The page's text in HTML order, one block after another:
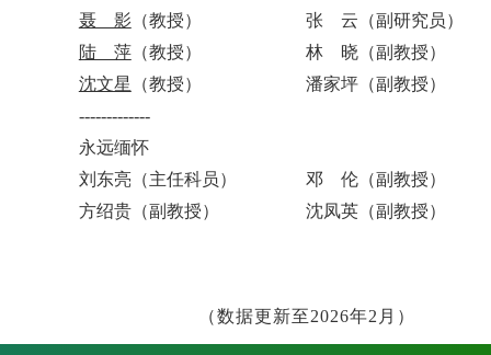
聂 影（教授） 张 云 （副研究员）
陆 萍（教授） 林 晓（副教授）
沈文星
（教授） 潘家坪（副教授）
-------------
永远缅怀
刘东亮（主任科员）
邓 伦（副教授）
方绍贵（副教授）
沈凤英（副教授）
（数据更新至2026年2月）